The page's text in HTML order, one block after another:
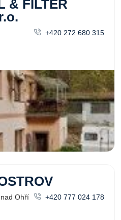
& FILTER
+420 272 680 315
Ohří
+420 777 024 178